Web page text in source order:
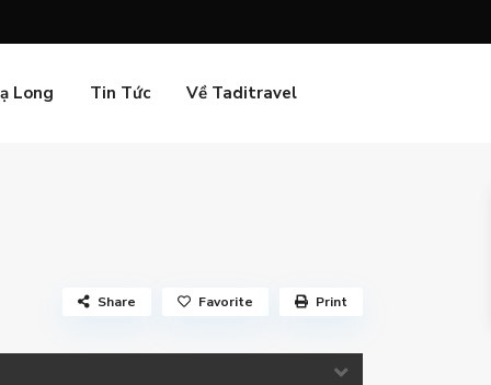
Long Tin Tức Về Taditravel
Share Favorite Print